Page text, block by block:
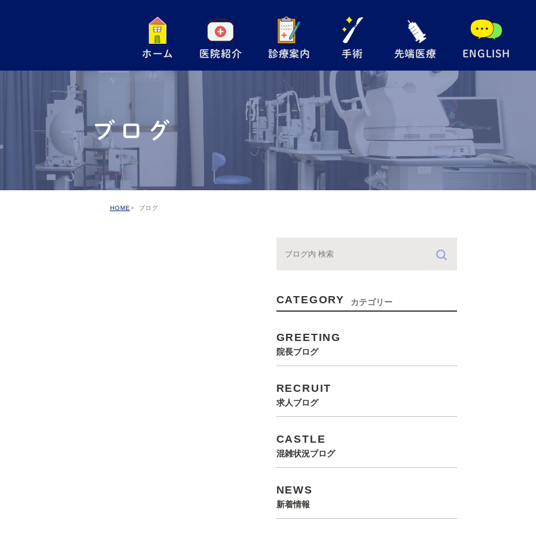
ホーム 医院紹介 診療案内
小児眼科
手術
アレルギー検査
予防接種
手術
手術内容について
翼状片手術
眼瞼下垂手術
硝子体注射
緑内障レーザー
（SLT）
先端医療
自由診療
メディカルサプリ
ENGLISH
ブログ
HOME ブログ
CATEGORY カテゴリー
GREETING
院長ブログ
RECRUIT
求人ブログ
CASTLE
混雑状況ブログ
NEWS
新着情報